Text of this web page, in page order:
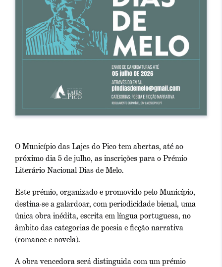
O Município das Lajes do Pico tem abertas, até ao
próximo dia 5 de julho, as inscrições para o Prémio
Literário Nacional Dias de Melo.
Este prémio, organizado e promovido pelo Município,
destina-se a galardoar, com periodicidade bienal, uma
única obra inédita, escrita em língua portuguesa, no
âmbito das categorias de poesia e ficção narrativa
(romance e novela).
A obra vencedora será distinguida com um prémio